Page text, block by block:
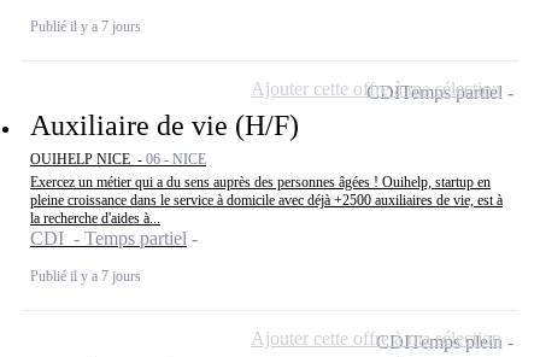
Publié il y a 7 jours
Auxiliaire de vie (H/F)
OUIHELP NICE - 06 - NICE
Exercez un métier qui a du sens auprès des personnes âgées ! Ouihelp, startup en
pleine croissance dans le service à domicile avec déjà +2500 auxiliaires de vie, est à
la recherche d'aides à...
CDI - Temps partiel
Publié il y a 7 jours
CDITemps partiel
Ajouter cette offre à ma sélection
CDITemps plein
Ajouter cette offre à ma sélection